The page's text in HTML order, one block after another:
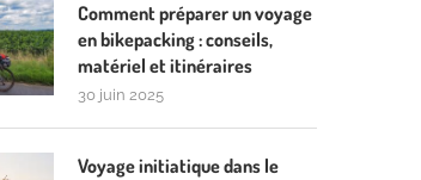
Comment préparer un voyage
en bikepacking : conseils,
matériel et itinéraires
30 juin 2025
Voyage initiatique dans le